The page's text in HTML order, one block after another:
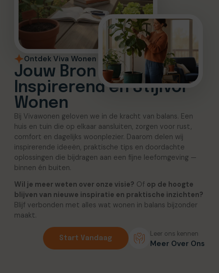
Ontdek Viva Wonen
Jouw Bron voor
Inspirerend en Stijlvol
Wonen
Bij Vivawonen geloven we in de kracht van balans. Een
huis en tuin die op elkaar aansluiten, zorgen voor rust,
comfort en dagelijks woonplezier. Daarom delen wij
inspirerende ideeën, praktische tips en doordachte
oplossingen die bijdragen aan een fijne leefomgeving —
binnen én buiten.
Wil je meer weten over onze visie? Of op de hoogte
blijven van nieuwe inspiratie en praktische inzichten?
Blijf verbonden met alles wat wonen in balans bijzonder
maakt.
Start Vandaag
Leer ons kennen
Meer Over Ons